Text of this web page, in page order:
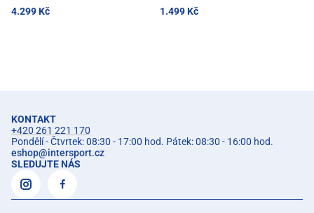
4.299 Kč 1.499 Kč
KONTAKT
+420 261 221 170
Pondělí - Čtvrtek: 08:30 - 17:00 hod. Pátek: 08:30 - 16:00 hod.
eshop@intersport.cz
SLEDUJTE NÁS